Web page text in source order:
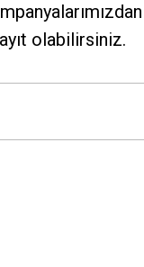
olabilirsiniz.